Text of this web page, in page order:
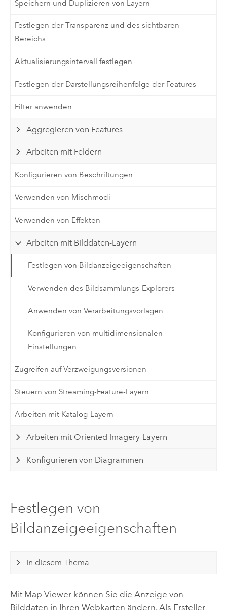
Speichern und Duplizieren von Layern
Festlegen der Transparenz und des sichtbaren
Bereichs
Aktualisierungsintervall festlegen
Festlegen der Darstellungsreihenfolge der Features
Filter anwenden
Aggregieren von Features
Arbeiten mit Feldern
Konfigurieren von Beschriftungen
Verwenden von Mischmodi
Verwenden von Effekten
Arbeiten mit Bilddaten-Layern
Festlegen von Bildanzeigeeigenschaften
Verwenden des Bildsammlungs-Explorers
Anwenden von Verarbeitungsvorlagen
Konfigurieren von multidimensionalen
Einstellungen
Zugreifen auf Verzweigungsversionen
Steuern von Streaming-Feature-Layern
Arbeiten mit Katalog-Layern
Arbeiten mit Oriented Imagery-Layern
Konfigurieren von Diagrammen
Festlegen von
Bildanzeigeeigenschaften
In diesem Thema
Mit Map Viewerkönnen Sie die Anzeige von
Bilddaten in Ihren Webkarten ändern. Als Ersteller